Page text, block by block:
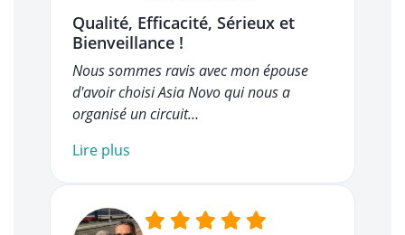
Qualité, Efficacité, Sérieux et
Bienveillance !
Nous sommes ravis avec mon épouse
d'avoir choisi Asia Novo qui nous a
organisé un circuit…
Lire plus